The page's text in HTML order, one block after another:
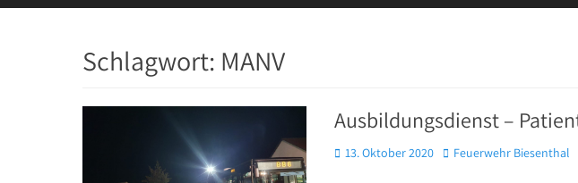
Schlagwort: MANV
Ausbildungsdienst –
Posted
13. Oktober 2020 Autor
Feuerwehr Biesenthal